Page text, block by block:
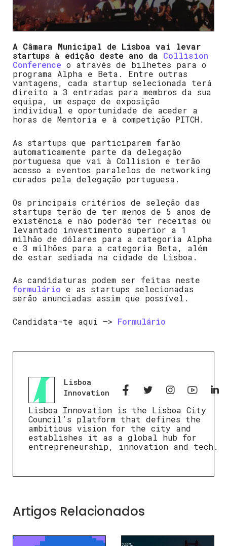
A Câmara Municipal de Lisboa vai levar
startups à edição deste ano da Collision
Conference o através de bilhetes para o
programa Alpha e Beta. Entre outras
vantagens, cada startup selecionada terá
direito a 3 entradas para membros da sua
equipa, um espaço de exposição
individual e oportunidade de aceder a
horas de Mentoria e à competição PITCH.
As startups que participarem farão
automaticamente parte da delegação
portuguesa que vai à Collision e terão
acesso a eventos paralelos de networking
curados pela delegação portuguesa.
Os principais critérios de seleção das
startups terão de ter menos de 5 anos de
existência e não poderão ter receitas ou
levantado investimento superior a 1
milhão de dólares para a categoria Alpha
e 3 milhões para a categoria Beta, além
de estar sediada na cidade de Lisboa.
As candidaturas podem ser feitas neste
formulário e as startups selecionadas
serão anunciadas assim que possível.
Candidata-te aqui —> Formulário
Lisboa
Innovation
Lisboa Innovation is the Lisboa City
Council’s platform that defines the
ambitious vision for the city and
establishes it as a global hub for
entrepreneurship, innovation and tech.
Artigos Relacionados